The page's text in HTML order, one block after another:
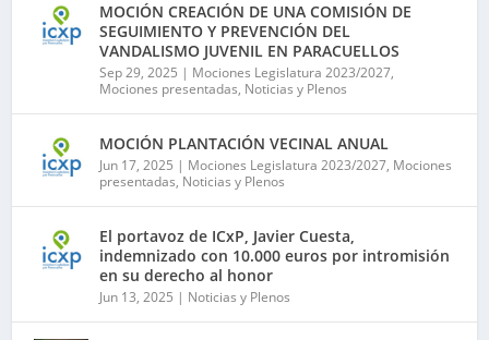
MOCIÓN CREACIÓN DE UNA COMISIÓN DE
SEGUIMIENTO Y PREVENCIÓN DEL
VANDALISMO JUVENIL EN PARACUELLOS
Sep 29, 2025 | Mociones Legislatura 2023/2027,
Mociones presentadas, Noticias y Plenos
MOCIÓN PLANTACIÓN VECINAL ANUAL
Jun 17, 2025 | Mociones Legislatura 2023/2027, Mociones
presentadas, Noticias y Plenos
El portavoz de ICxP, Javier Cuesta,
indemnizado con 10.000 euros por intromisión
en su derecho al honor
Jun 13, 2025 | Noticias y Plenos